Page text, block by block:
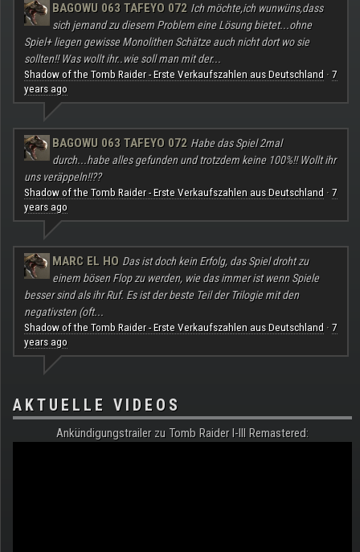
BAGOWU 063 TAFEYO 072 Ich möchte,ich wunwüns,dass
sich jemand zu diesem Problem eine Lösung bietet...ohne
Spiel+ liegen gewisse Monolithen Schätze auch nicht dort wo sie
sollten!! Was wollt ihr..wie soll man mit der...
Shadow of the Tomb Raider - Erste Verkaufszahlen aus Deutschland · 7
years ago
BAGOWU 063 TAFEYO 072 Habe das Spiel 2mal
durch...habe alles gefunden und trotzdem keine 100%!! Wollt ihr
uns veräppeln!!??
Shadow of the Tomb Raider - Erste Verkaufszahlen aus Deutschland · 7
years ago
MARC EL HO Das ist doch kein Erfolg, das Spiel droht zu
einem bösen Flop zu werden, wie das immer ist wenn Spiele
besser sind als ihr Ruf. Es ist der beste Teil der Trilogie mit den
negativsten (oft...
Shadow of the Tomb Raider - Erste Verkaufszahlen aus Deutschland · 7
years ago
AKTUELLE VIDEOS
Ankündigungstrailer zu Tomb Raider I-III Remastered: